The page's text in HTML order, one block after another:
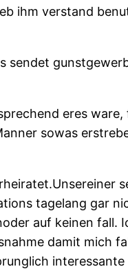
ihm verstand
sendet
eres
sowas
tagelang gar
auf keinen fall.
damit mich